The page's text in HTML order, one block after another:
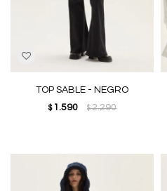
TOP SABLE - NEGRO
$ 1.590 $2.290